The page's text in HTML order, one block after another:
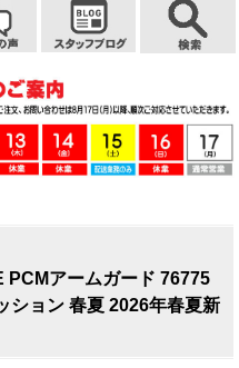
アームガード 76775
ション 春夏 2026年春夏新